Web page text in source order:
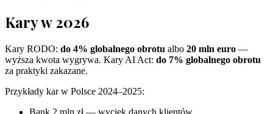
Kary w 2026
Kary RODO: do 4% globalnego obrotu albo 20 mln euro —
wyższa kwota wygrywa. Kary AI Act: do 7% globalnego obrotu
za praktyki zakazane.
Przykłady kar w Polsce 2024–2025:
Bank 2 mln zł — wyciek danych klientów